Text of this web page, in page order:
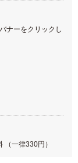
ナーをクリックし
一律330円）